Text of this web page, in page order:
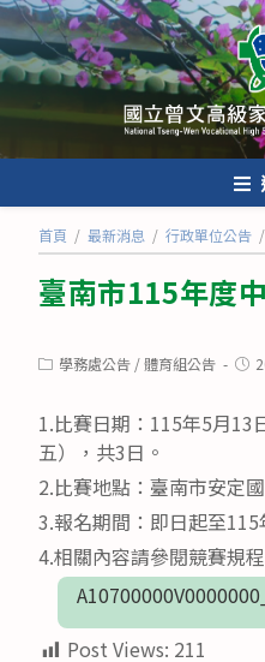
跳
轉
至
內
首頁 / 最新消息 / 行政單位公告 /
臺南市115年度
Post學務處公告 /體育組公告
Post
1.比賽日期：115年5月13
五），共3日。
2.比賽地點：臺南市安定
3.報名期間：即日起至
4.相關內容請參閱競賽規程
Post Views: 211